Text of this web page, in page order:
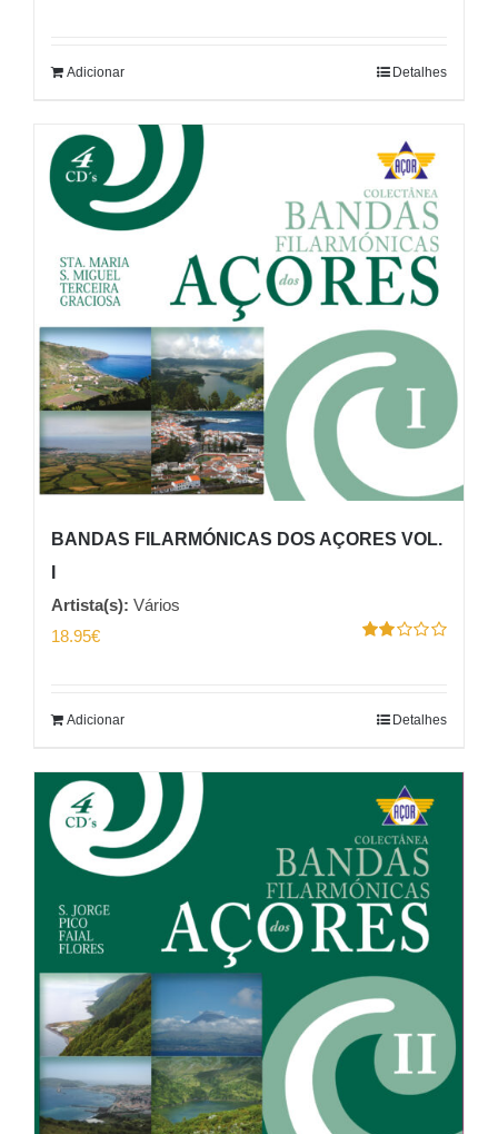
Adicionar Detalhes
BANDAS FILARMÓNICAS DOS AÇORES VOL.
Artista(s): Vários
18.95€
Adicionar Detalhes